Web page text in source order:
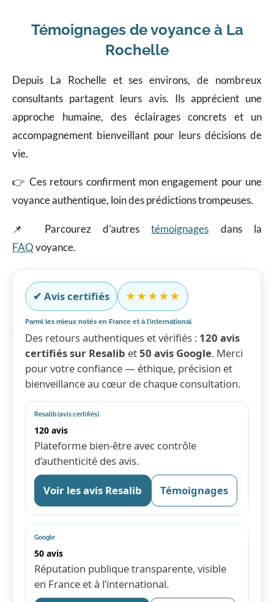
Témoignages de voyance à La
Rochelle
Depuis La Rochelle et ses environs, de nombreux
consultants partagent leurs avis. Ils apprécient une
approche humaine, des éclairages concrets et un
accompagnement bienveillant pour leurs décisions de
vie.
👉 Ces retours confirment mon engagement pour une
voyance authentique, loin des prédictions trompeuses.
📌 Parcourez d’autrestémoignages dans la
FAQ voyance.
✔︎ Avis certifiés ★★★★★
Parmi les mieux notés en France et à l’international
Des retours authentiques et vérifiés : 120 avis
certifiés sur Resalib et50 avis Google. Merci
pour votre confiance — éthique, précision et
bienveillance au cœur de chaque consultation.
Resalib (avis certifiés)
120 avis
Plateforme bien-être avec contrôle
d’authenticité des avis.
Voir les avis Resalib Témoignages
Google
50 avis
Réputation publique transparente, visible
en France et à l’international.